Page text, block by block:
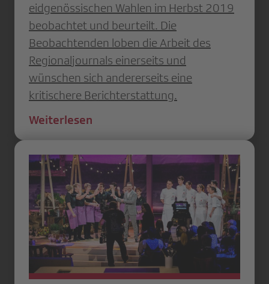
eidgenössischen Wahlen im Herbst 2019
beobachtet und beurteilt. Die
Beobachtenden loben die Arbeit des
Regionaljournals einerseits und
wünschen sich andererseits eine
kritischere Berichterstattung.
Weiterlesen